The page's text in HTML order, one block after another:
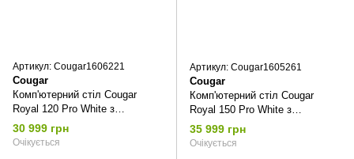
Артикул: Cougar1606221
Cougar
Комп'ютерний стіл Cougar
Royal 120 Pro White з
електричним регулюванням
висоти 71-122 см, вбудований
док-порт, макс навантаження
30 999 грн
Очікується
Артикул: Cougar1605261
Cougar
Комп'ютерний стіл Cougar
Royal 150 Pro White з
електричним регулюванням
висоти 71-122 см, вбудований
док-порт, макс навантаження
35 999 грн
Очікується